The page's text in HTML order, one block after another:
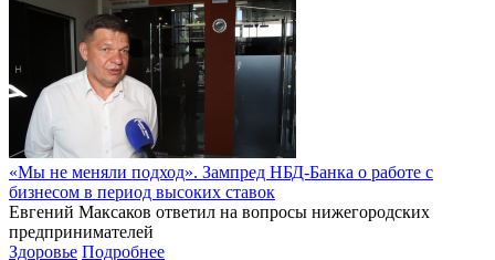
«Мы не меняли подход». Зампред НБД-Банка о работе с
бизнесом в период высоких ставок
Евгений Максаков ответил на вопросы нижегородских
предпринимателей
Здоровье Подробнее